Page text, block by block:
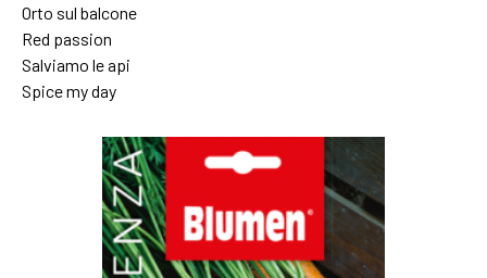
Orto sul balcone
Red passion
Salviamo le api
Spice my day